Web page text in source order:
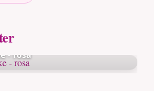
- rosa